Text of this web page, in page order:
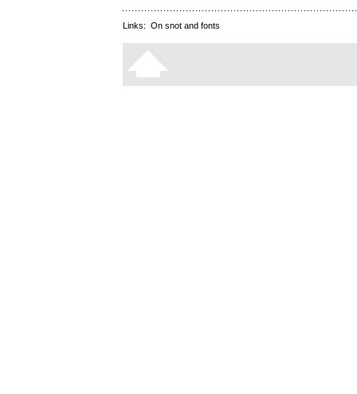
Links: On snot and fonts